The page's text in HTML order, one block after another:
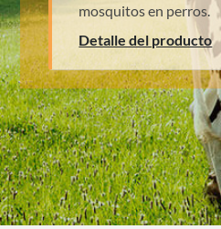
mosquitos en perros.
Detalle del producto